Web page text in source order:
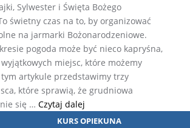
Sylwester i Święta Bożego
świetny czas na to, by organizować
na jarmarki Bożonarodzeniowe.
pogoda może być nieco kapryśna,
miejsc, które możemy
artykule przedstawimy trzy
które sprawią, że grudniowa
się … Czytaj dalejPomysły na wycieczki
KURS OPIEKUNA